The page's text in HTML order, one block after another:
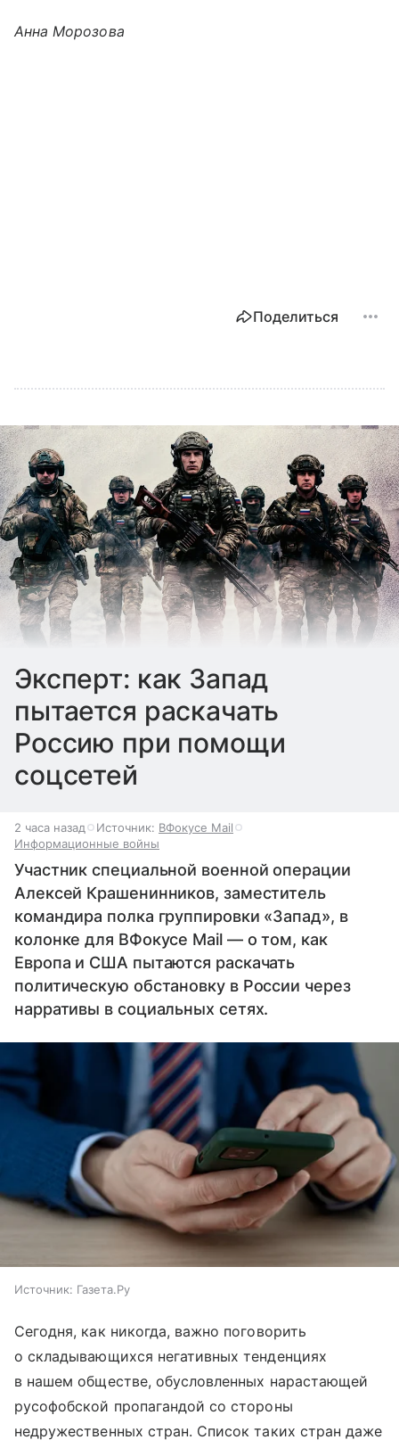
Анна Морозова
Поделиться
Эксперт: как Запад
пытается раскачать
Россию при помощи
соцсетей
2 часа назад Источник: ВФокусе Mail
Информационные войны
Участник специальной военной операции
Алексей Крашенинников, заместитель
командира полка группировки «Запад», в
колонке для ВФокусе Mail — о том, как
Европа и США пытаются раскачать
политическую обстановку в России через
нарративы в социальных сетях.
Источник: Газета.Ру
Сегодня, как никогда, важно поговорить
о складывающихся негативных тенденциях
в нашем обществе, обусловленных нарастающей
русофобской пропагандой со стороны
недружественных стран. Список таких стран даже